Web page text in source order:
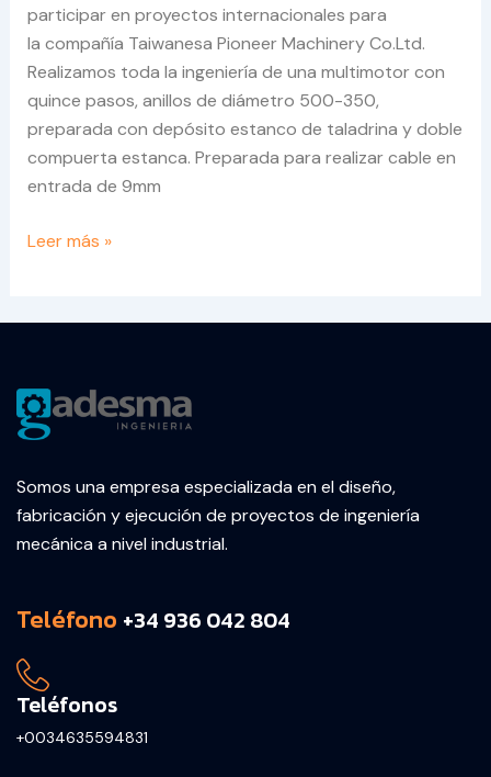
participar en proyectos internacionales para
la compañía Taiwanesa Pioneer Machinery Co.Ltd.
Realizamos toda la ingeniería de una multimotor con
quince pasos, anillos de diámetro 500-350,
preparada con depósito estanco de taladrina y doble
compuerta estanca. Preparada para realizar cable en
entrada de 9mm
Leer más »
Somos una empresa especializada en el diseño,
fabricación y ejecución de proyectos de ingeniería
mecánica a nivel industrial.
Teléfono +34 936 042 804
Teléfonos
+0034635594831